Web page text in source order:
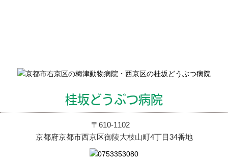
桂坂どうぶつ病院
〒610-1102
京都府京都市西京区御陵大枝山町4丁目34番地